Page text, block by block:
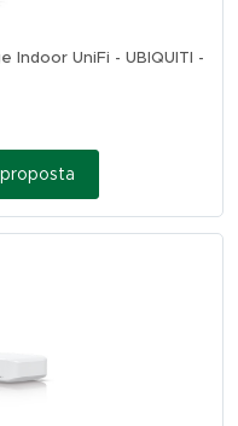
Indoor UniFi - UBIQUITI -